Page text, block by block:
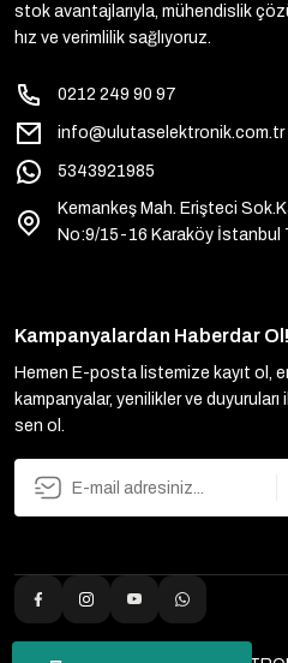
stok avantajlarıyla, mühendislik
hız ve verimlilik sağlıyoruz.
0212 249 90 97
info@ulutaselektronik.com.tr
5343921985
Kemankeş Mah. Erişteci
No:9/15-16 Karaköy İstanbul
Kampanyalardan Haberdar Ol!
Hemen E-posta listemize kayıt ol,
kampanyalar, yenilikler ve duyuruları
sen ol.